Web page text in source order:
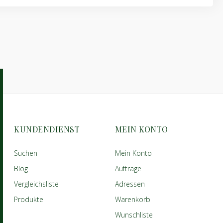
KUNDENDIENST
Suchen
Blog
Vergleichsliste
Produkte
MEIN KONTO
Mein Konto
Aufträge
Adressen
Warenkorb
Wunschliste